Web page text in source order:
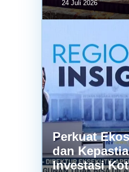
24 Juli 2026
Perkuat
dan
Investasi